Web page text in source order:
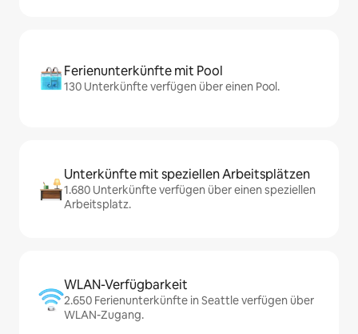
Ferienunterkünfte mit Pool
130 Unterkünfte verfügen über einen Pool.
Unterkünfte mit speziellen Arbeitsplätzen
1.680 Unterkünfte verfügen über einen speziellen
Arbeitsplatz.
WLAN-Verfügbarkeit
2.650 Ferienunterkünfte in Seattle verfügen über
WLAN-Zugang.